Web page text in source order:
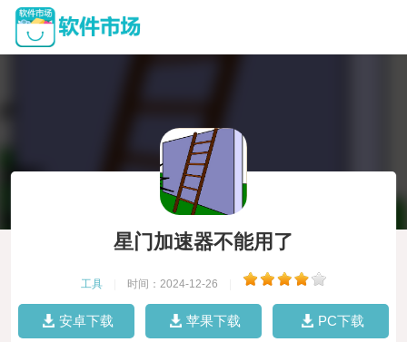
星门加速器不能用了
工具 时间：2024-12-26
安卓下载 苹果下载 PC下载